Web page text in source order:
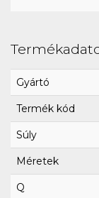
Gyártó
Termék kód
Súly
Méretek
Q